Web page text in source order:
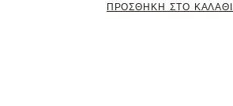
ΠΡΟΣΘΗΚΗ ΣΤΟ ΚΑΛΑΘΙ